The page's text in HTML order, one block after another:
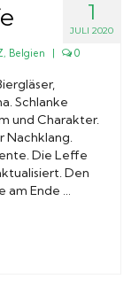
1
JULI 2020
, Belgien 0
Schlanke
und Charakter.
Nachklang.
Die Leffe
Den
am Ende …